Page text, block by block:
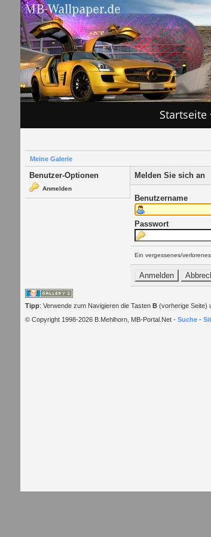
Startseite
Meine Galerie
Benutzer-Optionen
Anmelden
Melden Sie sich an
Benutzername
Passwort
Ein vergessenes/
Tipp: Verwende zum Navigieren die Tasten B(vorherige Seite)
© Copyright 1998-2026 B.Mehlhorn, MB-Portal.Net - Suche-